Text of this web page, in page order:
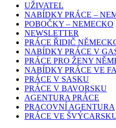
UŽIVATEL
NABÍDKY PRÁCE –
POBOČKY – NEMECKO
NEWSLETTER
PRÁCE ŘIDIČ
NABÍDKY PRÁCE V
PRÁCE PRO ŽENY
NABÍDKY PRÁCE VE
PRÁCE V SASKU
PRÁCE V BAVORSKU
AGENTURA PRÁCE
PRACOVNÍ AGENTURA
PRÁCE VE